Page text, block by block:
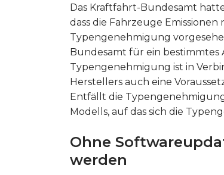
Das Kraftfahrt-Bundesamt
dass die Fahrzeuge
Typengenehmigung
Bundesamt für ein bestimmtes
Typengenehmigung ist in
Herstellers auch eine
Entfällt die
Modells, auf das sich die
Ohne
werden